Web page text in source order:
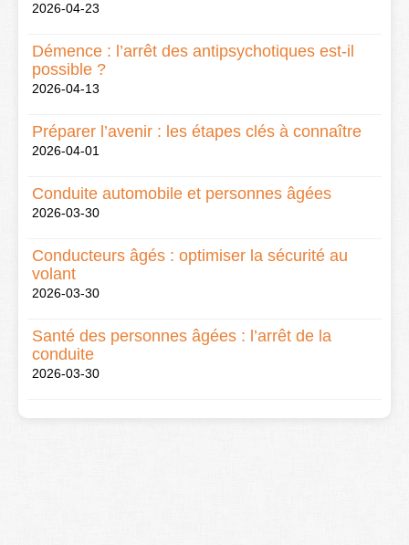
2026-04-23
Démence : l’arrêt des antipsychotiques est-il
possible ?
2026-04-13
Préparer l’avenir : les étapes clés à connaître
2026-04-01
Conduite automobile et personnes âgées
2026-03-30
Conducteurs âgés : optimiser la sécurité au
volant
2026-03-30
Santé des personnes âgées : l’arrêt de la
conduite
2026-03-30